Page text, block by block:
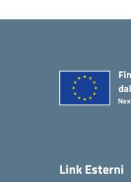
Link Esterni